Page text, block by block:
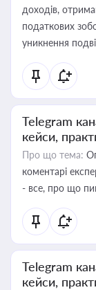
доходів,
податкових
уникнення
Telegram
кейси,
Про що тема:
коментарі
- все, про що
Telegram
кейси,